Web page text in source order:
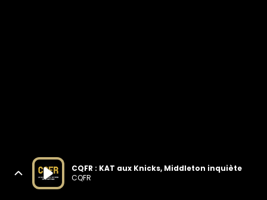
CQFR : KAT aux Knicks, Middleton inquiète
CQFR